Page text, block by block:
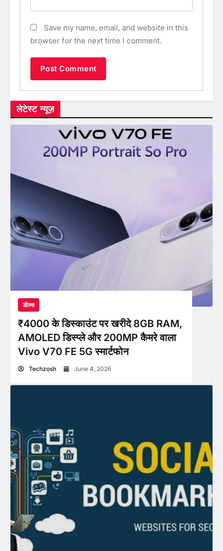
Save my name, email, and website in this
browser for the next time I comment.
लेटेस्ट न्यूज़
डील्स
₹4000 के डिस्काउंट पर खरीदे 8GB RAM,
AMOLED डिस्प्ले और 200MP कैमरे वाला
Vivo V70 FE 5G स्मार्टफोन
Techzosh June 4, 2026